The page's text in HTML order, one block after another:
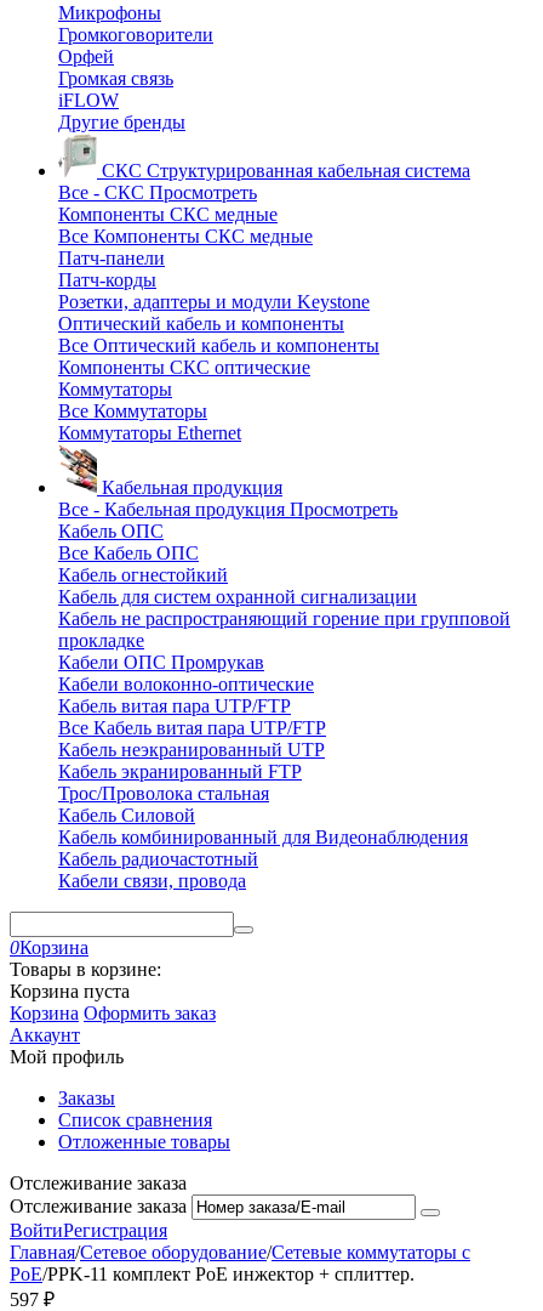
Микрофоны
Громкоговорители
Орфей
Громкая связь
iFLOW
Другие бренды
СКС Структурированная кабельная система
Все - СКС Просмотреть
Компоненты СКС медные
Все Компоненты СКС медные
Патч-панели
Патч-корды
Розетки, адаптеры и модули Keystone
Оптический кабель и компоненты
Все Оптический кабель и компоненты
Компоненты СКС оптические
Коммутаторы
Все Коммутаторы
Коммутаторы Ethernet
Кабельная продукция
Все - Кабельная продукция Просмотреть
Кабель ОПС
Все Кабель ОПС
Кабель огнестойкий
Кабель для систем охранной сигнализации
Кабель не распространяющий горение при групповой
прокладке
Кабели ОПС Промрукав
Кабели волоконно-оптические
Кабель витая пара UTP/FTP
Все Кабель витая пара UTP/FTP
Кабель неэкранированный UTP
Кабель экранированный FTP
Трос/Проволока стальная
Кабель Силовой
Кабель комбинированный для Видеонаблюдения
Кабель радиочастотный
Кабели связи, провода
0Корзина
Товары в корзине:
Корзина пуста
Корзина Оформить заказ
Аккаунт
Мой профиль
Заказы
Список сравнения
Отложенные товары
Отслеживание заказа
Отслеживание заказа
ВойтиРегистрация
Главная/Сетевое оборудование/Сетевые коммутаторы с
PoE/PPK-11 комплект РоЕ инжектор + сплиттер.
‍597‍ ₽